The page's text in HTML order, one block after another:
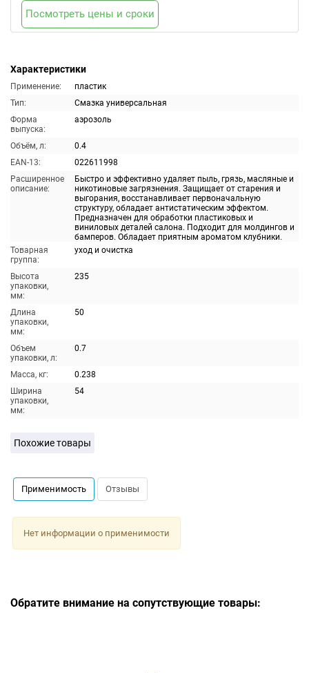
Характеристики
Применение:
пластик
Тип:
Смазка универсальная
Форма
выпуска:
аэрозоль
Объём, л:
0.4
EAN-13:
022611998
Расширенное
описание:
Быстро и эффективно удаляет пыль, грязь, масляные и
никотиновые загрязнения. Защищает от старения и
выгорания, восстанавливает первоначальную
структуру, обладает антистатическим эффектом.
Предназначен для обработки пластиковых и
виниловых деталей салона. Подходит для молдингов и
бамперов. Обладает приятным ароматом клубники.
Товарная
группа:
уход и очистка
Высота
упаковки,
мм:
235
Длина
упаковки,
мм:
50
Объем
упаковки, л:
0.7
Масса, кг:
0.238
Ширина
упаковки,
мм:
54
Посмотреть цены и сроки
Похожие товары
Применимость Отзывы
Нет информации о применимости
Обратите внимание на сопутствующие товары: